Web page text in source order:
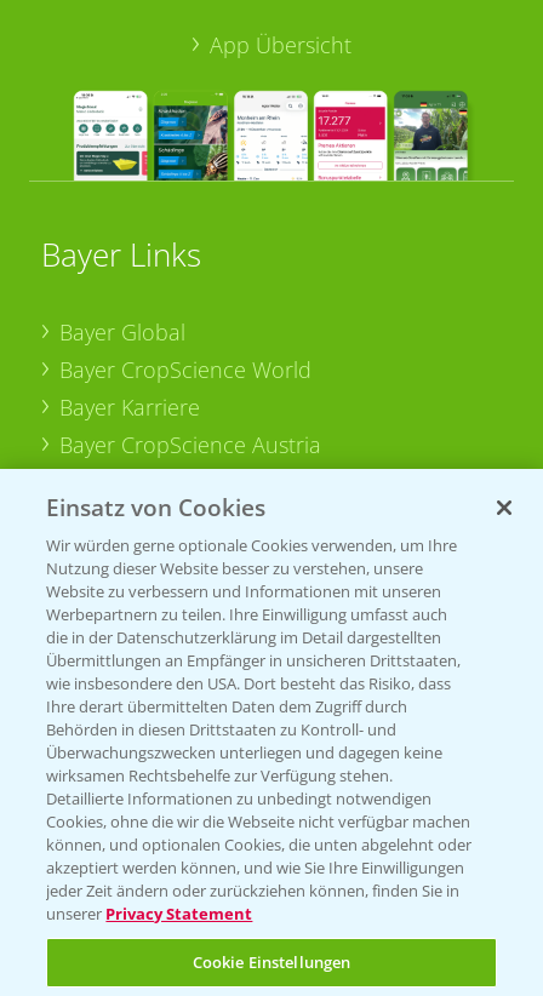
App Übersicht
Bayer Links
Bayer Global
Bayer CropScience World
Bayer Karriere
Bayer CropScience Austria
Presse
Vegetables Deutschland
Infos
LINKS
Apps
Wetter Aktuell
BROSCHÜREN
Ackerbau
Saatgut
Sonderkulturen
Einsatz von Cookies
Wir würden gerne optionale Cookies verwenden, um Ihre
Nutzung dieser Website besser zu verstehen, unsere
Website zu verbessern und Informationen mit unseren
Werbepartnern zu teilen. Ihre Einwilligung umfasst auch
die in der Datenschutzerklärung im Detail dargestellten
Übermittlungen an Empfänger in unsicheren Drittstaaten,
wie insbesondere den USA. Dort besteht das Risiko, dass
Ihre derart übermittelten Daten dem Zugriff durch
Behörden in diesen Drittstaaten zu Kontroll- und
Überwachungszwecken unterliegen und dagegen keine
wirksamen Rechtsbehelfe zur Verfügung stehen.
Detaillierte Informationen zu unbedingt notwendigen
Cookies, ohne die wir die Webseite nicht verfügbar machen
können, und optionalen Cookies, die unten abgelehnt oder
akzeptiert werden können, und wie Sie Ihre Einwilligungen
jeder Zeit ändern oder zurückziehen können, finden Sie in
unserer Privacy Statement
Cookie Einstellungen